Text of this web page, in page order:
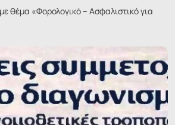
θέμα «Φορολογικό – Ασφαλιστικό για